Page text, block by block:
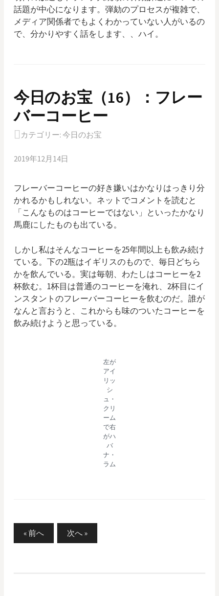
話題が中心になります。弾劾のプロセスが複雑で、
メディア関係者でもよくわかっていない人がいるの
で、分かりやすく話をします、、ハイ。
今日のお宝（16）：フレー
バーコーヒー
カテゴリー: 今日のお宝
2019年12月14日
フレーバーコーヒーの好き嫌いはかなりはっきり分
かれるかもしれない。ネットでコメントを読むと
「こんなものはコーヒーではない」といったかなり
馬鹿にしたものも出ている。
しかし私はそんなコーヒーを25年間以上も飲み続け
ている。下の2瓶はイギリスのもので、毎日どちら
かを飲んでいる。実は毎朝、わたしはコーヒーを2
杯飲む。1杯目は普通のコーヒーを淹れ、2杯目にイ
ンスタントのフレーバーコーヒーを飲むのだ。誰が
なんと言おうと、これからも味のついたコーヒーを
飲み続けようと思っている。
左が
アイ
リッ
シ
ュ・
クリ
ーム
で右
がハ
バ
ナ・
ラム
« 前へ 次へ »